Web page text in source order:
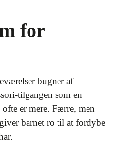
for
bugner af
tilgangen som en
er mere. Færre, men
barnet ro til at fordybe